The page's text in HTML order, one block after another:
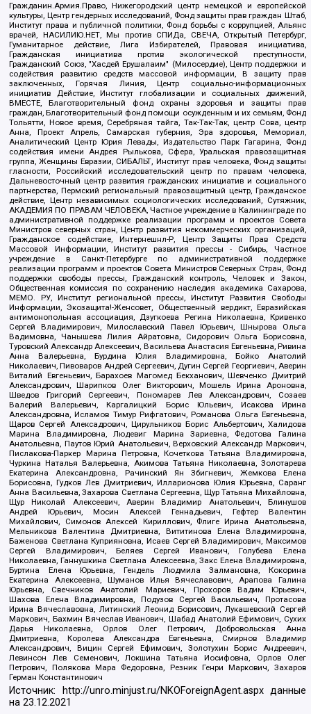
Гражданин.Армия.Право, Нижегородский центр немецкой и европейской
культуры, Центр гендерных исследований, Фонд защиты прав граждан Штаб,
Институт права и публичной политики, Фонд борьбы с коррупцией, Альянс
врачей, НАСИЛИЮ.НЕТ, Мы против СПИДа, СВЕЧА, Открытый Петербург,
Гуманитарное действие, Лига Избирателей, Правовая инициатива,
Гражданская инициатива против экологической преступности,
Гражданский Союз, "Хасдей Ерушалаим" (Милосердие), Центр поддержки и
содействия развитию средств массовой информации, В защиту прав
заключенных, Горячая Линия, Центр социально-информационных
инициатив Действие, Институт глобализации и социальных движений,
ВМЕСТЕ, Благотворительный фонд охраны здоровья и защиты прав
граждан, Благотворительный фонд помощи осужденным и их семьям, Фонд
Тольятти, Новое время, Серебряная тайга, Так-Так-Так, центр Сова, центр
Анна, Проект Апрель, Самарская губерния, Эра здоровья, Мемориал,
Аналитический Центр Юрия Левады, Издательство Парк Гагарина, Фонд
содействия имени Андрея Рылькова, Сфера, Уральская правозащитная
группа, Женщины Евразии, СИБАЛЬТ, Институт прав человека, Фонд защиты
гласности, Российский исследовательский центр по правам человека,
Дальневосточный центр развития гражданских инициатив и социального
партнерства, Пермский региональный правозащитный центр, Гражданское
действие, Центр независимых социологических исследований, Сутяжник,
АКАДЕМИЯ ПО ПРАВАМ ЧЕЛОВЕКА, Частное учреждение в Калининграде по
административной поддержке реализации программ и проектов Совета
Министров северных стран, Центр развития некоммерческих организаций,
Гражданское содействие, Интернешнл-Р, Центр Защиты Прав Средств
Массовой Информации, Институт развития прессы - Сибирь, Частное
учреждение в Санкт-Петербурге по административной поддержке
реализации программ и проектов Совета Министров Северных Стран, Фонд
поддержки свободы прессы, Гражданский контроль, Человек и Закон,
Общественная комиссия по сохранению наследия академика Сахарова,
МЕМО. РУ, Институт региональной прессы, Институт Развития Свободы
Информации, Экозащита!-Женсовет, Общественный вердикт, Евразийская
антимонопольная ассоциация, Дзугкоева Регина Николаевна, Кривенко
Сергей Владимирович, Милославский Павел Юрьевич, Шнырова Ольга
Вадимовна, Чанышева Лилия Айратовна, Сидорович Ольга Борисовна,
Туровский Александр Алексеевич, Васильева Анастасия Евгеньевна, Ривина
Анна Валерьевна, Бурдина Юлия Владимировна, Бойко Анатолий
Николаевич, Пивоваров Андрей Сергеевич, Дугин Сергей Георгиевич, Аверин
Виталий Евгеньевич, Барахоев Магомед Бекханович, Шевченко Дмитрий
Александрович, Шарипков Олег Викторович, Мошель Ирина Ароновна,
Шведов Григорий Сергеевич, Пономарев Лев Александрович, Созаев
Валерий Валерьевич, Каргалицкий Борис Юльевич, Исакова Ирина
Александровна, Исламов Тимур Рифгатович, Романова Ольга Евгеньевна,
Щаров Сергей Алексадрович, Цирульников Борис Альбертович, Халидова
Марина Владимировна, Людевиг Марина Зариевна, Федотова Галина
Анатольевна, Паутов Юрий Анатольевич, Верховский Александр Маркович,
Пислакова-Паркер Марина Петровна, Кочеткова Татьяна Владимировна,
Чуркина Наталья Валерьевна, Акимова Татьяна Николаевна, Золотарева
Екатерина Александровна, Рачинский Ян Збигневич, Жемкова Елена
Борисовна, Гудков Лев Дмитриевич, Илларионова Юлия Юрьевна, Саранг
Анна Васильевна, Захарова Светлана Сергеевна, Щур Татьяна Михайловна,
Щур Николай Алексеевич, Аверин Владимир Анатольевич, Блинушов
Андрей Юрьевич, Мосин Алексей Геннадьевич, Гефтер Валентин
Михайлович, Симонов Алексей Кириллович, Флиге Ирина Анатольевна,
Мельникова Валентина Дмитриевна, Вититинова Елена Владимировна,
Баженова Светлана Куприяновна, Исаев Сергей Владимирович, Максимов
Сергей Владимирович, Беляев Сергей Иванович, Голубева Елена
Николаевна, Ганнушкина Светлана Алексеевна, Закс Елена Владимировна,
Буртина Елена Юрьевна, Гендель Людмила Залмановна, Кокорина
Екатерина Алексеевна, Шуманов Илья Вячеславович, Арапова Галина
Юрьевна, Свечников Анатолий Мариевич, Прохоров Вадим Юрьевич,
Шахова Елена Владимировна, Подузов Сергей Васильевич, Протасова
Ирина Вячеславовна, Литинский Леонид Борисович, Лукашевский Сергей
Маркович, Бахмин Вячеслав Иванович, Шабад Анатолий Ефимович, Сухих
Дарья Николаевна, Орлов Олег Петрович, Добровольская Анна
Дмитриевна, Королева Александра Евгеньевна, Смирнов Владимир
Александрович, Вицин Сергей Ефимович, Золотухин Борис Андреевич,
Левинсон Лев Семенович, Локшина Татьяна Иосифовна, Орлов Олег
Петрович, Полякова Мара Федоровна, Резник Генри Маркович, Захаров
Герман Константинович
Источник: http://unro.minjust.ru/NKOForeignAgent.aspxданные
на23.12.2021